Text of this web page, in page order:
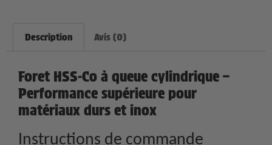
Description Avis (0)
Foret HSS-Co à queue cylindrique –
Performance supérieure pour
matériaux durs et inox
Instructions de commande